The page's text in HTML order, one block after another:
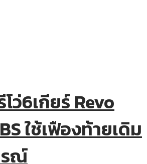
ว่6เกียร์ Revo
ใช้เฟืองท้ายเดิม
รณ์